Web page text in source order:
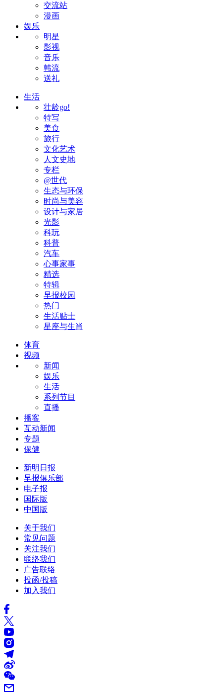
交流站
漫画
娱乐
明星
影视
音乐
韩流
送礼
生活
壮龄go!
特写
美食
旅行
文化艺术
人文史地
专栏
@世代
生态与环保
时尚与美容
设计与家居
光影
科玩
科普
汽车
心事家事
精选
特辑
早报校园
热门
生活贴士
星座与生肖
体育
视频
新闻
娱乐
生活
系列节目
直播
播客
互动新闻
专题
保健
新明日报
早报俱乐部
电子报
国际版
中国版
关于我们
常见问题
关注我们
联络我们
广告联络
投函/投稿
加入我们